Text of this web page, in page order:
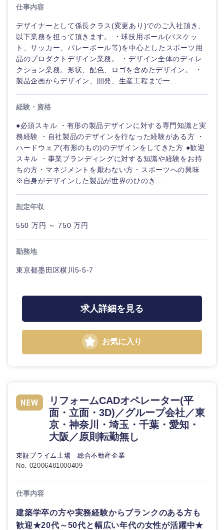
仕事内容
デザイナーとして係長クラス(変更あり)でのご入社頂き、
以下業務を担って頂きます。 ・球技用ボール(バスケッ
ト、サッカー、バレーボール等)を中心としたスポーツ用
品のプロダクトデザイン業務。 ・デザイン全体のディレ
クション業務。形状、配色、ロゴを含めたデザイン。 ・
製品企画からデザイン、開発、生産工程まで一...
経験・資格
●必須スキル ・有形の製品デザインに対する専門知識と実
務経験 ・自社製品のデザインを行なった経験がある方 ・
ハードウェア(有形のもの)のデザインをしてきた方 ●歓迎
スキル ・事業ブランディングに対する知識や経験をお持
ちの方・マネジメントを厭わない方・スポーツへの興味
※自身がデザインした製品が世界のひのき...
想定年収
550 万円 ～ 750 万円
勤務地
東京都墨田区横川5-5-7
求人詳細を見る
お気に入り
リフォームCADオペレーター(平
面・立面・3D)／グループ会社／東
京・神奈川・埼玉・千葉・愛知・
大阪／原則転勤無し
東証プライム上場 総合不動産企業
No. 02006481000409
仕事内容
建築学卒の方や実務経験からブランクのある方も
歓迎★20代～50代と幅広い年代の女性が活躍中★